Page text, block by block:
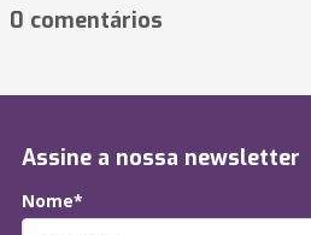
0 comentários
Assine a nossa newsletter
Nome*